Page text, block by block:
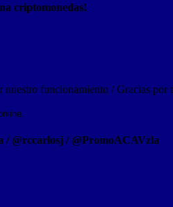
criptomonedas!
nuestro funcionamiento / Gracias
/ @rccarlosj / @PromoACAVzla